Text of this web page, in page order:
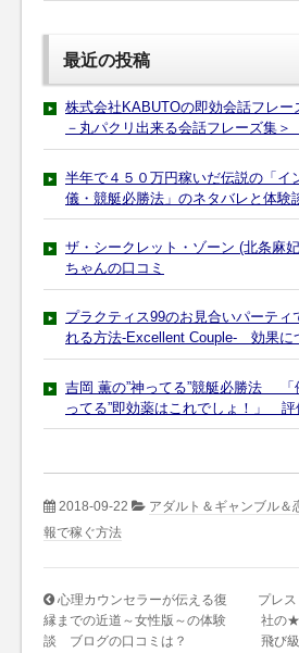
最近の投稿
株式会社KABUTOの即効会話フレー
－丸パクリ出来る会話フレーズ集
半年で４５０万円稼いだ伝説の「イ
儀・競艇必勝法」のネタバレと体験
ザ・シークレット・ゾーン (北条麻
ちゃんの口コミ
プラクティス99のお見合いパーティ
れる方法-Excellent Couple- 効果に
吉岡 薫の”神ってる”競艇必勝法
ってる”即効薬はこれでしょ！」 評
2018-09-22
アダルト＆ギャンブル＆
報で稼ぐ方法
心理カウンセラーが伝える復
縁までの近道～女性版～の体験
談 ブログの口コミは？
プレ
社の★
飛び